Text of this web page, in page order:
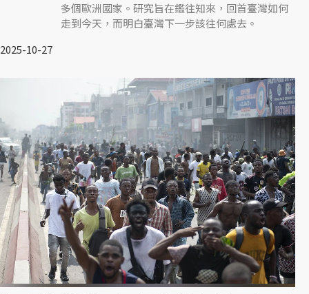
多個歐洲國家。研究旨在鑑往知來，回首臺灣如何
走到今天，而明白臺灣下一步該往何處去。
2025-10-27